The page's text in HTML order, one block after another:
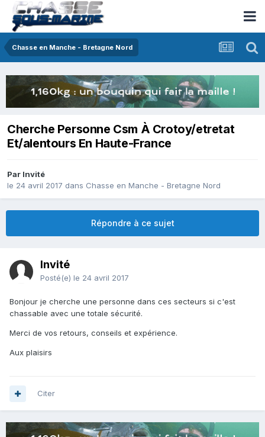
Chasse en Manche - Bretagne Nord
Cherche Personne Csm À Crotoy/etretat
Et/alentours En Haute-France
Par Invité
le 24 avril 2017 dans Chasse en Manche - Bretagne Nord
Répondre à ce sujet
Invité
Posté(e) le 24 avril 2017
Bonjour je cherche une personne dans ces secteurs si c'est
chassable avec une totale sécurité.
Merci de vos retours, conseils et expérience.
Aux plaisirs
Citer